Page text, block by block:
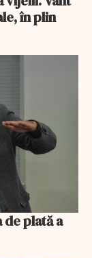
în plin
plată a